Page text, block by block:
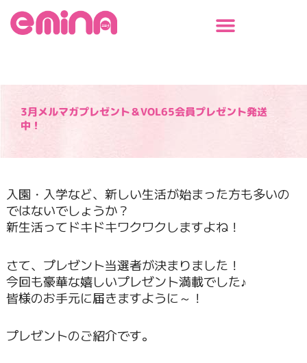
3月メルマガプレゼント＆VOL65会員プレゼント発送
中！
入園・入学など、新しい生活が始まった方も多いの
ではないでしょうか？
新生活ってドキドキワクワクしますよね！
さて、プレゼント当選者が決まりました！
今回も豪華な嬉しいプレゼント満載でした♪
皆様のお手元に届きますように～！
プレゼントのご紹介です。